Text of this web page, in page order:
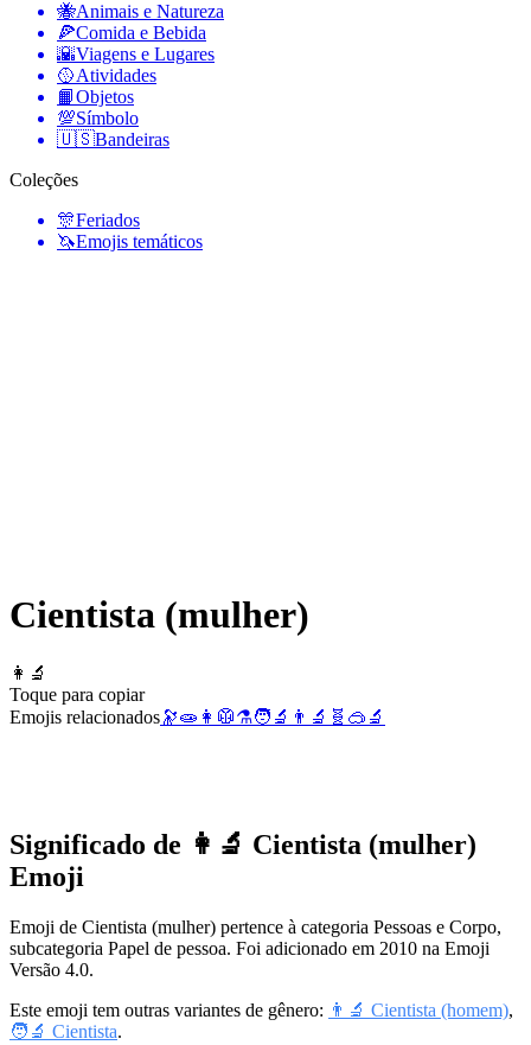
🐝Animais e Natureza
🍕Comida e Bebida
🌇Viagens e Lugares
🥎Atividades
📙Objetos
💯Símbolo
🇺🇸Bandeiras
Coleções
🎊Feriados
🦄Emojis temáticos
Cientista (mulher)
👩‍🔬
Toque para copiar
Emojis relacionados🔭🧫 👩 🥼⚗️🧑‍🔬 👨‍🔬 🧬 🥽 🔬
Significado de 👩‍🔬 Cientista (mulher)
Emoji
Emoji de Cientista (mulher) pertence à categoria Pessoas e Corpo,
subcategoria Papel de pessoa. Foi adicionado em 2010 na Emoji
Versão 4.0.
Este emoji tem outras variantes de gênero: 👨‍🔬 Cientista (homem),
🧑‍🔬 Cientista.